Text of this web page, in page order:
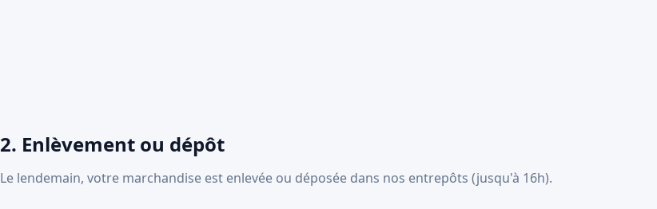
2. Enlèvement ou dépôt
Le lendemain, votre marchandise est enlevée ou déposée dans nos entrepôts (jusqu'à 16h).